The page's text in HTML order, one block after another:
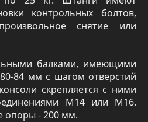
контрольных болтов,
снятие или
балками, имеющими
84 мм с шагом отверстий
скрепляется с ними
М14 или М16.
опоры - 200 мм.